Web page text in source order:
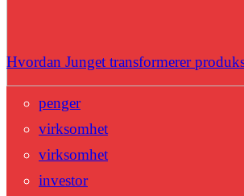
Hvordan Junget transformerer
penger
virksomhet
virksomhet
investor